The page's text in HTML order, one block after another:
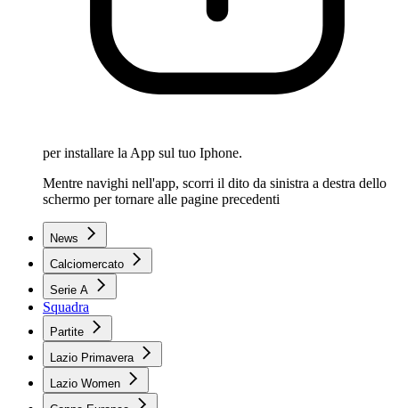
per installare la App sul tuo Iphone.
Mentre navighi nell'app, scorri il dito da sinistra a destra dello
schermo per tornare alle pagine precedenti
News
Calciomercato
Serie A
Squadra
Partite
Lazio Primavera
Lazio Women